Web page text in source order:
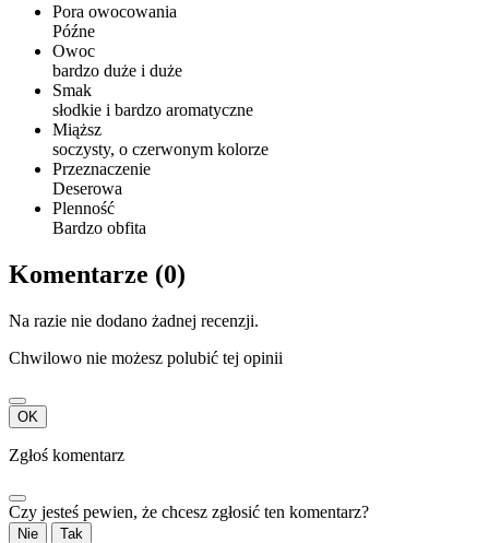
Pora owocowania
Późne
Owoc
bardzo duże i duże
Smak
słodkie i bardzo aromatyczne
Miąższ
soczysty, o czerwonym kolorze
Przeznaczenie
Deserowa
Plenność
Bardzo obfita
Komentarze (0)
Na razie nie dodano żadnej recenzji.
Chwilowo nie możesz polubić tej opinii
OK
Zgłoś komentarz
Czy jesteś pewien, że chcesz zgłosić ten komentarz?
Nie Tak